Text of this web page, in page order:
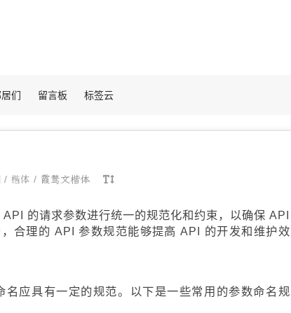
们 留言板 标签云
/ 楷体 / 霞鹜文楷体
的请求参数进行统一的规范化和约束，以确保 API
合理的 API 参数规范能够提高 API 的开发和维护效
应具有一定的规范。以下是一些常用的参数命名规